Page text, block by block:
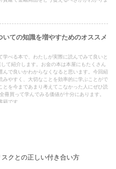
いての知識を増やすためのオススメ
学べる本で、わたしが実際に読んでみて良いと
て紹介します。お金の本は本屋にもたくさん
んで良いかわからなくなると思います。今回紹
みやすく、大切なことを効率的に学ぶことがで
とを今まであまり考えてこなかった人にぜひ読
冊買って学んでみる価値が十分にあります。
です。
クとの正しい付き合い方